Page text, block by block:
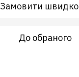
Замовити швидко
До обраного